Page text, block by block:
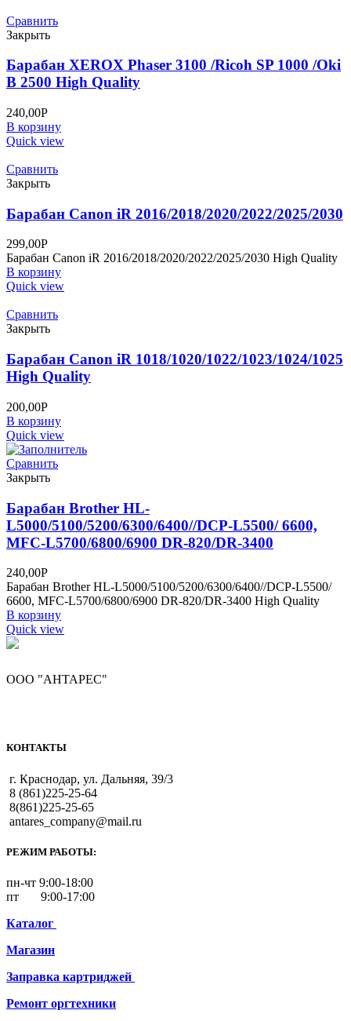
Сравнить
Закрыть
Барабан XEROX Phaser 3100 /Ricoh SP 1000 /Oki
B 2500 High Quality
240,00Р
В корзину
Quick view
Сравнить
Закрыть
Барабан Canon iR 2016/2018/2020/2022/2025/2030
299,00Р
Барабан Canon iR 2016/2018/2020/2022/2025/2030 High Quality
В корзину
Quick view
Сравнить
Закрыть
Барабан Canon iR 1018/1020/1022/1023/1024/1025
High Quality
200,00Р
В корзину
Quick view
Сравнить
Закрыть
Барабан Brother HL-
L5000/5100/5200/6300/6400//DCP-L5500/ 6600,
MFC-L5700/6800/6900 DR-820/DR-3400
240,00Р
Барабан Brother HL-L5000/5100/5200/6300/6400//DCP-L5500/
6600, MFC-L5700/6800/6900 DR-820/DR-3400 High Quality
В корзину
Quick view
ООО "АНТАРЕС"
КОНТАКТЫ
г. Краснодар, ул. Дальняя, 39/3
8 (861)225-25-64
8(861)225-25-65
antares_company@mail.ru
РЕЖИМ РАБОТЫ:
пн-чт 9:00-18:00
пт 9:00-17:00
Каталог
Магазин
Заправка картриджей
Ремонт оргтехники